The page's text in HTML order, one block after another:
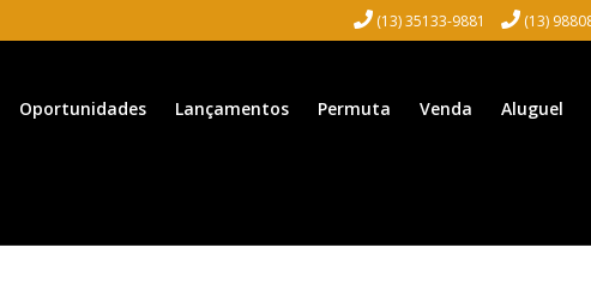
(13) 35133-9881 (13)
Oportunidades Lançamentos Permuta Venda Aluguel